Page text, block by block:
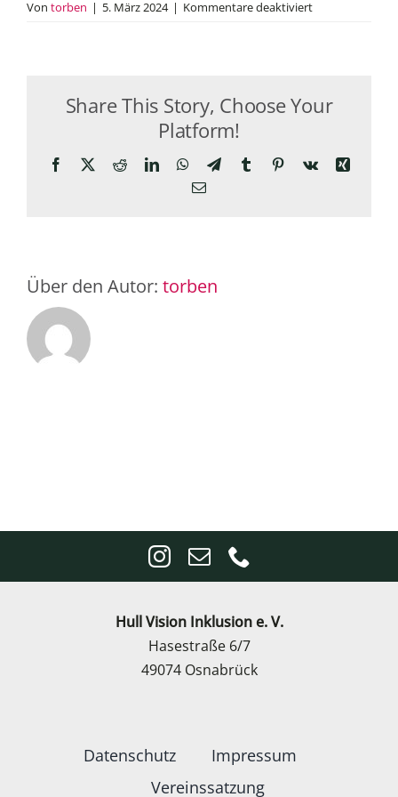
Von torben | 5. März 2024 | Kommentare deaktiviertfür
Share This Story, Choose Your
Platform!
Facebook
X RedditLinkedInWhatsApp
TelegramTumblrPinterest
Vk
Xing
E-
Über den Autor: torben
Hull Vision Inklusion e. V.
Hasestraße 6/7
49074 Osnabrück
Datenschutz
Impressum
Vereinssatzung